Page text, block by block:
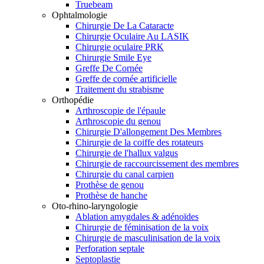
Truebeam
Ophtalmologie
Chirurgie De La Cataracte
Chirurgie Oculaire Au LASIK
Chirurgie oculaire PRK
Chirurgie Smile Eye
Greffe De Cornée
Greffe de cornée artificielle
Traitement du strabisme
Orthopédie
Arthroscopie de l'épaule
Arthroscopie du genou
Chirurgie D'allongement Des Membres
Chirurgie de la coiffe des rotateurs
Chirurgie de l'hallux valgus
Chirurgie de raccourcissement des membres
Chirurgie du canal carpien
Prothèse de genou
Prothèse de hanche
Oto-rhino-laryngologie
Ablation amygdales & adénoïdes
Chirurgie de féminisation de la voix
Chirurgie de masculinisation de la voix
Perforation septale
Septoplastie